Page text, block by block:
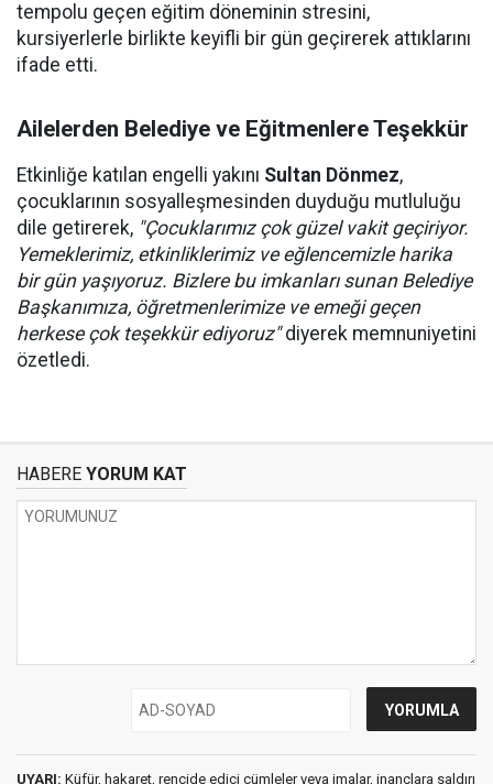
tempolu geçen eğitim döneminin stresini,
kursiyerlerle birlikte keyifli bir gün geçirerek attıklarını
ifade etti.
Ailelerden Belediye ve Eğitmenlere Teşekkür
Etkinliğe katılan engelli yakını Sultan Dönmez,
çocuklarının sosyalleşmesinden duyduğu mutluluğu
dile getirerek, "Çocuklarımız çok güzel vakit geçiriyor.
Yemeklerimiz, etkinliklerimiz ve eğlencemizle harika
bir gün yaşıyoruz. Bizlere bu imkanları sunan Belediye
Başkanımıza, öğretmenlerimize ve emeği geçen
herkese çok teşekkür ediyoruz"diyerek memnuniyetini
özetledi.
HABERE YORUM KAT
UYARI: Küfür, hakaret, rencide edici cümleler veya imalar, inançlara saldırı